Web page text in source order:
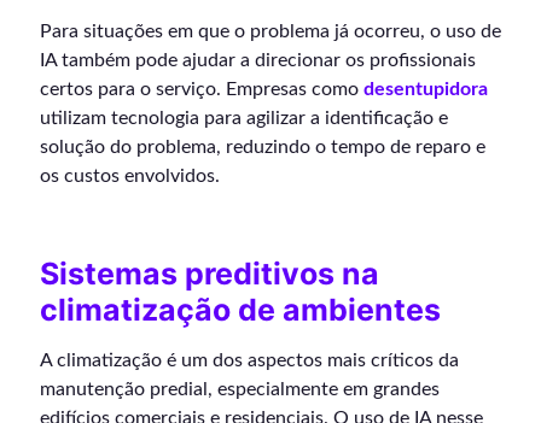
Para situações em que o problema já ocorreu, o uso de
IA também pode ajudar a direcionar os profissionais
certos para o serviço. Empresas como desentupidora
utilizam tecnologia para agilizar a identificação e
solução do problema, reduzindo o tempo de reparo e
os custos envolvidos.
Sistemas preditivos na
climatização de ambientes
A climatização é um dos aspectos mais críticos da
manutenção predial, especialmente em grandes
edifícios comerciais e residenciais. O uso de IA nesse